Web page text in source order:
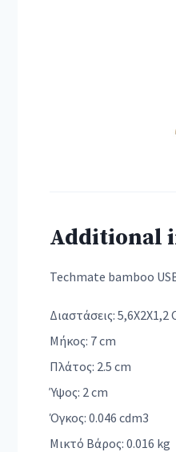
Additional
Techmate bamboo
Διαστάσεις: 5,6X2X1,2
Μήκος: 7 cm
Πλάτος: 2.5 cm
Ύψος: 2 cm
Όγκος: 0.046 cdm3
Μικτό Βάρος: 0.016 kg